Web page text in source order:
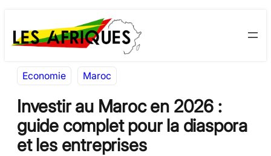
au
contenu
to
content
Economie Maroc
Investir au Maroc en 2026 :
guide complet pour la diaspora
et les entreprises